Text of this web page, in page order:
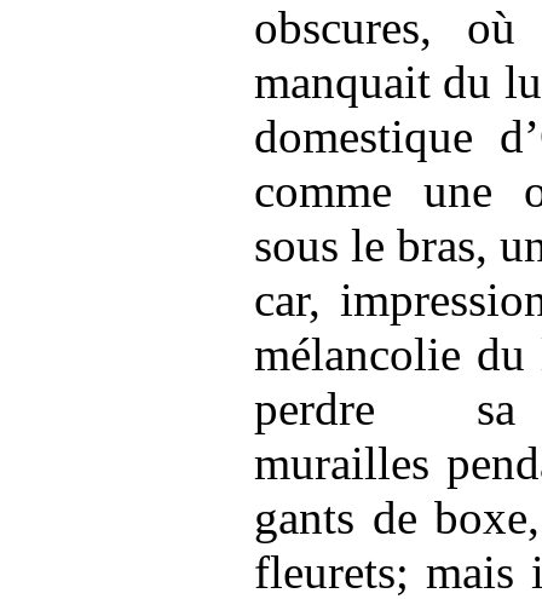
obscures,
manquait du
domestique
comme une
sous le bras,
car,
mélancolie
perdre sa
murailles
gants de
fleurets;